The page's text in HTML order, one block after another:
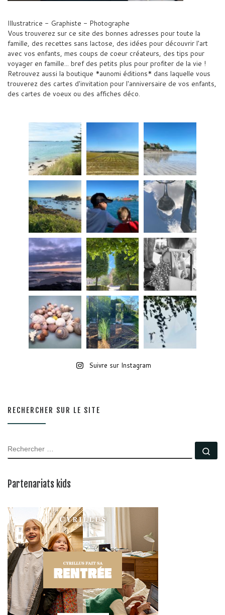
Illustratrice - Graphiste - Photographe
Vous trouverez sur ce site des bonnes adresses pour toute la
famille, des recettes sans lactose, des idées pour découvrir l'art
avec vos enfants, mes coups de coeur créateurs, des tips pour
voyager en famille... bref des petits plus pour profiter de la vie !
Retrouvez aussi la boutique *aunomi éditions* dans laquelle vous
trouverez des cartes d'invitation pour l'anniversaire de vos enfants,
des cartes de voeux ou des affiches déco.
Suivre sur Instagram
RECHERCHER SUR LE SITE
RECHERCHER
Partenariats kids